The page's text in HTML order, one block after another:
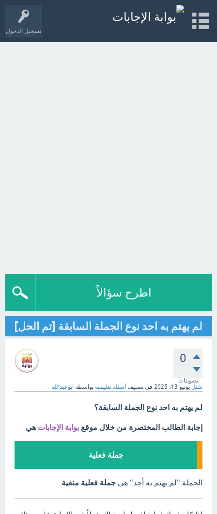
تسجيل الدخول
اطرح سؤالاً
لم يهتم به احد نوع الجملة السابقة [تم الحل]
0
تصويتات
سُئل يونيو 13، 2025 في تصنيف أسئلة تعليمية بواسطة ابوعبدالله
لم يهتم به احد نوع الجملة السابقة؟
إجابة الطالب المختصرة من خلال موقع بوابة الإجابات هي
جملة فعلية
الجملة "لم يهتم به أحد" هي جملة فعلية منفية